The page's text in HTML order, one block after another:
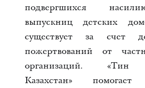
подвергшихся
выпускниц детских
существует за счет
пожертвований от
организаций. «Тин
Казахстан»